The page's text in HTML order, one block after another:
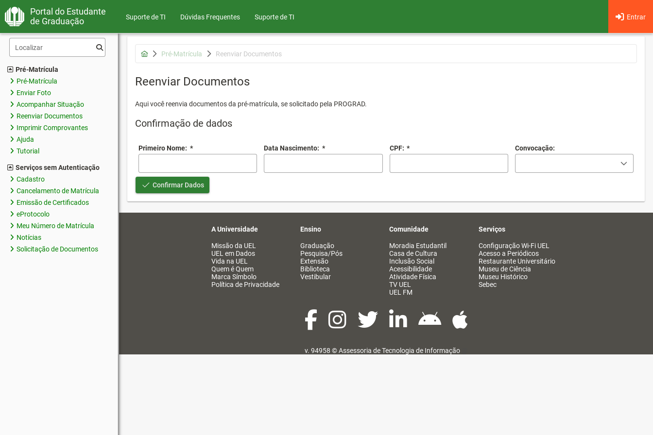
Portal do Estudante
de Graduação
Suporte de TI Dúvidas Frequentes Entrar
Suporte de TI
Pré-Matrícula
Pré-Matrícula
Enviar Foto
Acompanhar Situação
Reenviar Documentos
Imprimir Comprovantes
Ajuda
Tutorial
Serviços sem Autenticação
Cadastro
Cancelamento de Matrícula
Emissão de Certificados
eProtocolo
Meu Número de Matrícula
Notícias
Solicitação de Documentos
Pré-Matrícula Reenviar Documentos
Reenviar Documentos
Aqui você reenvia documentos da pré-matrícula, se solicitado pela PROGRAD.
Confirmação de dados
Primeiro Nome: * Data Nascimento: * CPF: * Convocação:
Confirmar Dados
A Universidade
Missão da UEL
UEL em Dados
Vida na UEL
Quem é Quem
Marca Símbolo
Política de Privacidade
Ensino
Graduação
Pesquisa/Pós
Extensão
Biblioteca
Vestibular
Comunidade
Moradia Estudantil
Casa de Cultura
Inclusão Social
Acessibilidade
Atividade Física
TV UEL
UEL FM
Serviços
Configuração Wi-Fi UEL
Acesso a Periódicos
Restaurante Universitário
Museu de Ciência
Museu Histórico
Sebec
v. 94958 ©Assessoria de Tecnologia de Informação